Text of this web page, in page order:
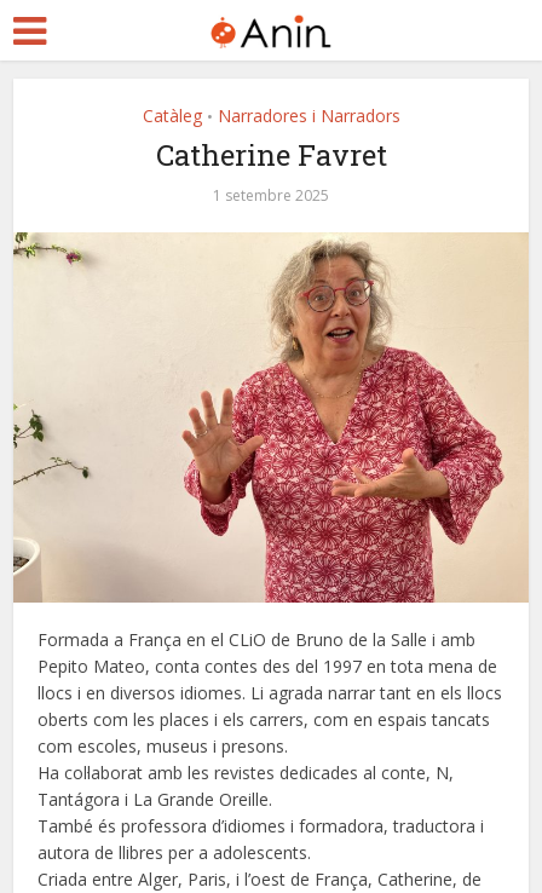
Catàleg • Narradores i Narradors
Catherine Favret
1 setembre 2025
Formada a França en el CLiO de Bruno de la Salle i amb
Pepito Mateo, conta contes des del 1997 en tota mena de
llocs i en diversos idiomes. Li agrada narrar tant en els llocs
oberts com les places i els carrers, com en espais tancats
com escoles, museus i presons.
Ha col·laborat amb les revistes dedicades al conte, N,
Tantágora i La Grande Oreille.
També és professora d’idiomes i formadora, traductora i
autora de llibres per a adolescents.
Criada entre Alger, Paris, i l’oest de França, Catherine, de